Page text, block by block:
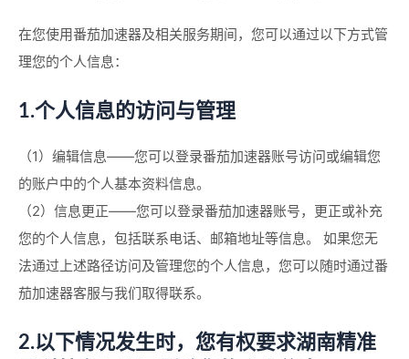
在您使用番茄加速器及相关服务期间，您可以通过以下方式管
理您的个人信息：
1.个人信息的访问与管理
（1）编辑信息——您可以登录番茄加速器账号访问或编辑您
的账户中的个人基本资料信息。
（2）信息更正——您可以登录番茄加速器账号，更正或补充
您的个人信息，包括联系电话、邮箱地址等信息。 如果您无
法通过上述路径访问及管理您的个人信息，您可以随时通过番
茄加速器客服与我们取得联系。
2.以下情况发生时，您有权要求湖南精准